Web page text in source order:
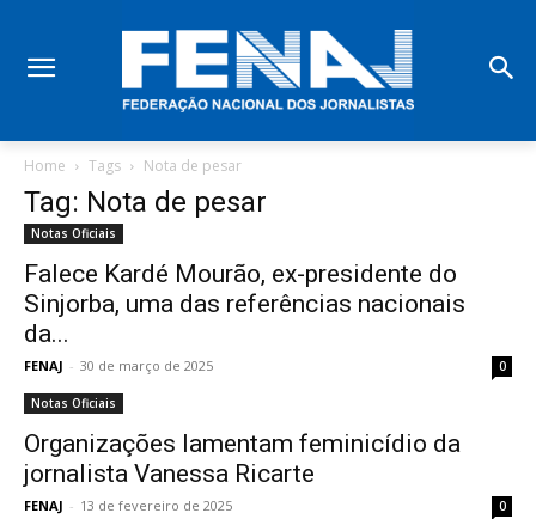
Home Tags Nota de pesar
Tag: Nota de pesar
Notas Oficiais
Falece Kardé Mourão, ex-presidente do
Sinjorba, uma das referências nacionais
da...
FENAJ - 30 de março de 2025 0
Notas Oficiais
Organizações lamentam feminicídio da
jornalista Vanessa Ricarte
FENAJ - 13 de fevereiro de 2025 0